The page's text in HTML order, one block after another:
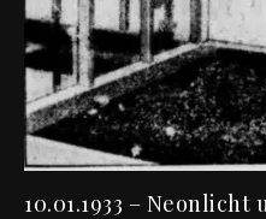
10.01.1933 –